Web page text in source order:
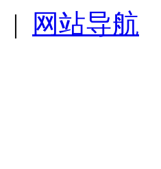
| 网站导航